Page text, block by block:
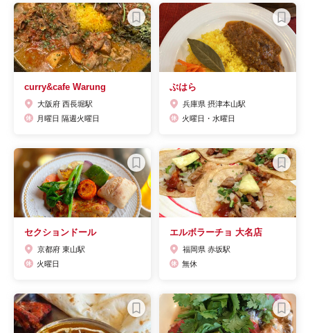
curry&cafe Warung
大阪府 西長堀駅
月曜日 隔週火曜日
ぶはら
兵庫県 摂津本山駅
火曜日・水曜日
セクションドール
京都府 東山駅
火曜日
エルボラーチョ 大名店
福岡県 赤坂駅
無休